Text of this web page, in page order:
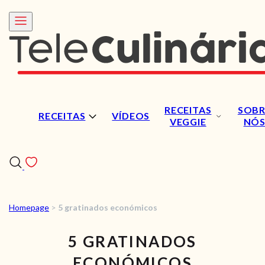
RECEITAS VÍDEOS
RECEITAS
VEGGIE
NÓS
RECEITAS
VÍDEOS
Homepage > 5 gratinados económicos
5 GRATINADOS